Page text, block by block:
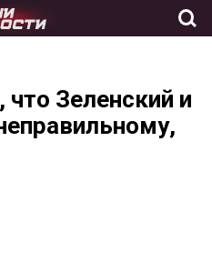
Зеленский и